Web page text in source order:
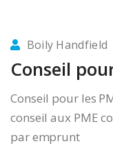
Boily Handfield
Conseil
Conseil pour les
conseil aux PME
par emprunt